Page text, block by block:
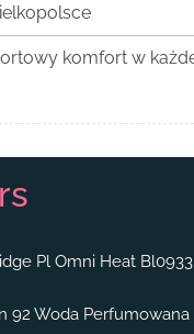
komfort w
Pl Omni Heat
92 Woda Perfumowana